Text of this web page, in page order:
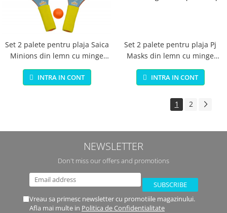
Set 2 palete pentru plaja Saica
Minions din lemn cu minge
INTRA IN CONT
Set 2 palete pentru plaja Pj
Masks din lemn cu minge
INTRA IN CONT
1 2
NEWSLETTER
Don't miss our offers and promotions
Vreau sa primesc newsletter cu promotiile magazinului.
Afla mai multe in Politica de Confidentialitate